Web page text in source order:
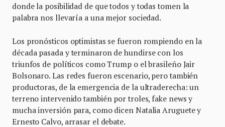
donde la posibilidad de que todos y todas tomen la
palabra nos llevaría a una mejor sociedad.
Los pronósticos optimistas se fueron rompiendo en la
década pasada y terminaron de hundirse con los
triunfos de políticos como Trump o el brasileño Jair
Bolsonaro. Las redes fueron escenario, pero también
productoras, de la emergencia de la ultraderecha: un
terreno intervenido también por troles, fake news y
mucha inversión para, como dicen Natalia Aruguete y
Ernesto Calvo, arrasar el debate.